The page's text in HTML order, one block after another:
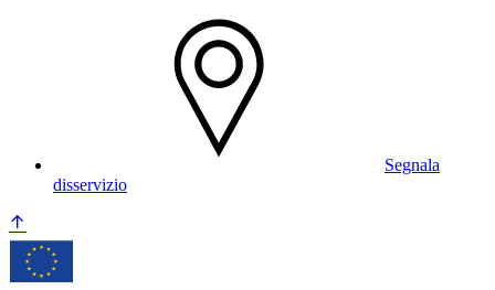
Segnala
disservizio